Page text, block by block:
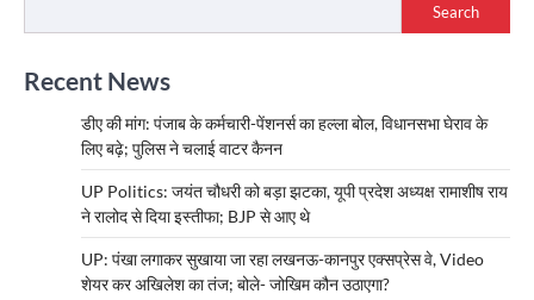
Search
Recent News
डीए की मांग: पंजाब के कर्मचारी-पेंशनर्स का हल्ला बोल, विधानसभा घेराव के
लिए बढ़े; पुलिस ने चलाई वाटर कैनन
UP Politics: जयंत चौधरी को बड़ा झटका, यूपी प्रदेश अध्यक्ष रामाशीष राय
ने रालोद से दिया इस्तीफा; BJP से आए थे
UP: पंखा लगाकर सुखाया जा रहा लखनऊ-कानपुर एक्सप्रेस वे, Video
शेयर कर अखिलेश का तंज; बोले- जोखिम कौन उठाएगा?